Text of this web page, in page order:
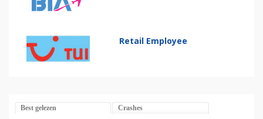
Retail Employee
Best gelezen Crashes